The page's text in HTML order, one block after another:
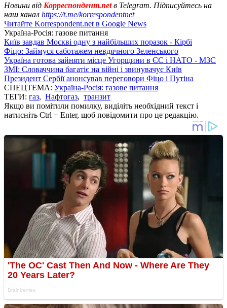
Новини від Корреспондент.netв Telegram. Підписуйтесь на
наш канал https://t.me/korrespondentnet
Читайте Korrespondent.net в Google News
Україна-Росія: газове питання
Київ завдав Москві одну з найбільших поразок - Кірбі
Фіцо: Займуся саботажем невдячного Зеленського
Україна готова зайняти місце Угорщини в ЄС і НАТО - МЗС
ЗМІ: Словаччина багатіє на війні і звинувачує Київ
Президент Сербії анонсував переговори Фіцо і Путіна
СПЕЦТЕМА: Україна-Росія: газове питання
ТЕГИ: газ, Нафтогаз, транзит
Якщо ви помітили помилку, виділіть необхідний текст і
натисніть Ctrl + Enter, щоб повідомити про це редакцію.